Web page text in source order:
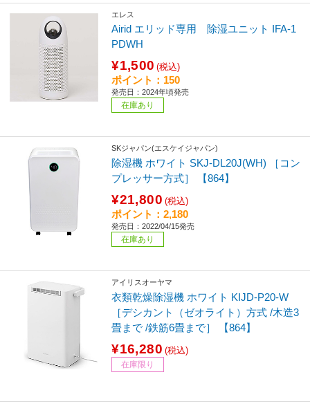
エレス
Airid エリッド専用 除湿ユニット IFA-1
PDWH
¥1,500 (税込)
ポイント：150
発売日：2024年頃発売
在庫あり
SKジャパン(エスケイジャパン)
除湿機 ホワイト SKJ-DL20J(WH) ［コン
プレッサー方式］ 【864】
¥21,800 (税込)
ポイント：2,180
発売日：2022/04/15発売
在庫あり
アイリスオーヤマ
衣類乾燥除湿機 ホワイト KIJD-P20-W
［デシカント（ゼオライト）方式 /木造3
畳まで /鉄筋6畳まで］ 【864】
¥16,280 (税込)
在庫限り